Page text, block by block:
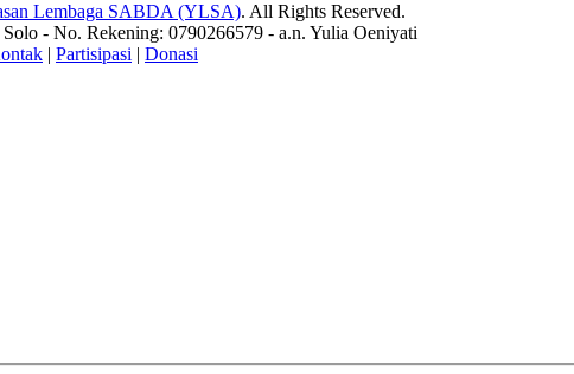
Lembaga SABDA (YLSA). All Rights Reserved.
- No. Rekening: 0790266579 - a.n. Yulia Oeniyati
| Partisipasi | Donasi